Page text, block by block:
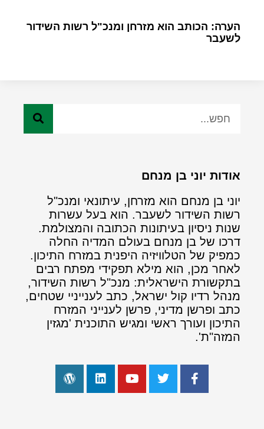
הערה: הכותב הוא מזרחן ומנכ"ל רשות השידור
לשעבר
אודות יוני בן מנחם
יוני בן מנחם הוא מזרחן, עיתונאי ומנכ"ל
רשות השידור לשעבר. הוא בעל עשרות
שנות ניסיון בעיתונות הכתובה והמצולמת.
דרכו של בן מנחם בעולם המדיה החלה
כמפיק של הטלוויזיה היפנית במזרח התיכון.
לאחר מכן, הוא מילא תפקידי מפתח רבים
בתקשורת הישראלית: מנכ"ל רשות השידור,
מנהל רדיו קול ישראל, כתב לענייניי שטחים,
כתב ופרשן מדיני, פרשן לענייני המזרח
התיכון ועורך ראשי ומגיש התוכנית 'מגזין
המזה"ת'.